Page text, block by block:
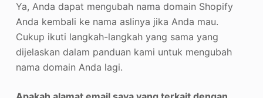
Ya, Anda dapat mengubah nama domain Shopify
Anda kembali ke nama aslinya jika Anda mau.
Cukup ikuti langkah-langkah yang sama yang
dijelaskan dalam panduan kami untuk mengubah
nama domain Anda lagi.